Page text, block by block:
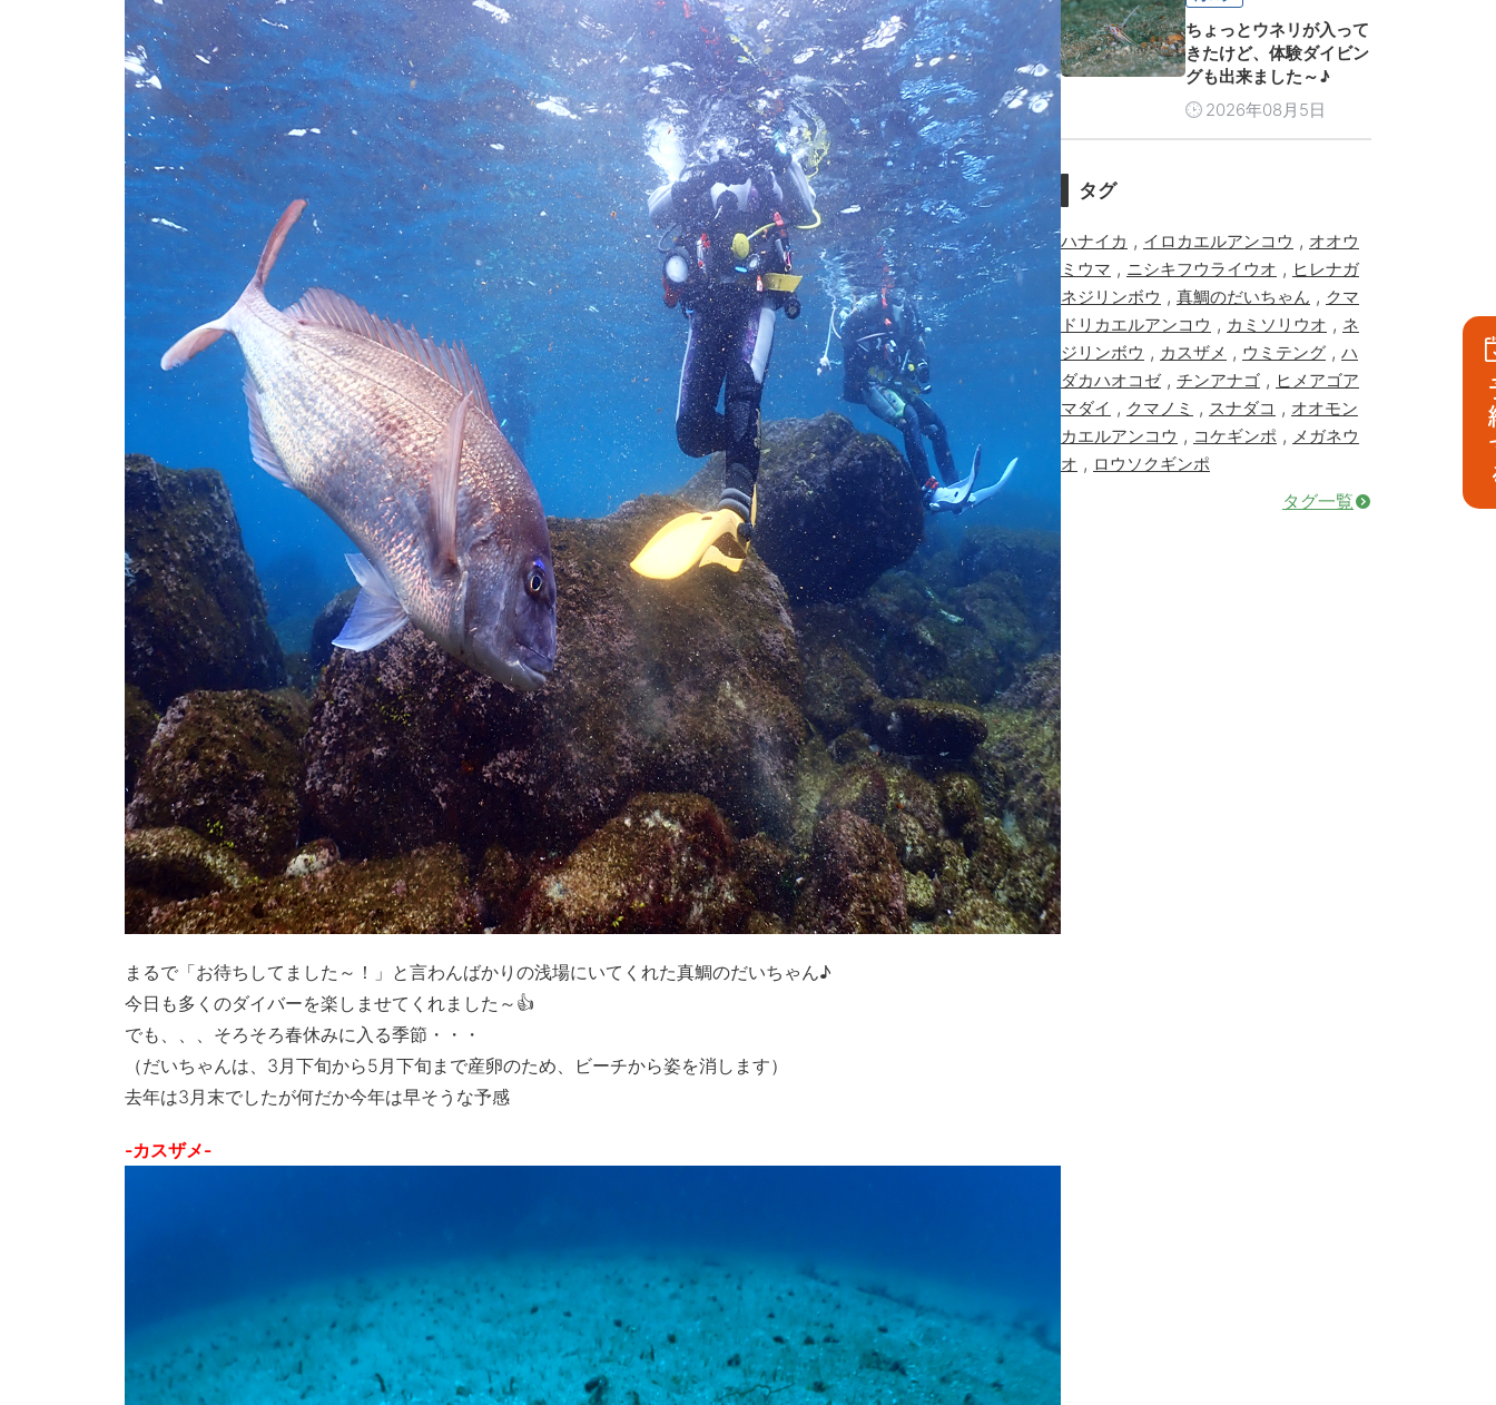
まるで「お待ちしてました～！」と言わんばかりの浅場にいてくれた真鯛のだいちゃん♪
今日も多くのダイバーを楽しませてくれました～👍
でも、、、そろそろ春休みに入る季節・・・
（だいちゃんは、3月下旬から5月下旬まで産卵のため、ビーチから姿を消します）
去年は3月末でしたが何だか今年は早そうな予感
-カスザメ-
ちょっとウネリが入って
きたけど、体験ダイビン
グも出来ました～♪
2026年08月5日
タグ
ハナイカ , イロカエルアンコウ , オオウ
ミウマ , ニシキフウライウオ , ヒレナガ
ネジリンボウ , 真鯛のだいちゃん , クマ
ドリカエルアンコウ , カミソリウオ , ネ
ジリンボウ , カスザメ , ウミテング , ハ
ダカハオコゼ, チンアナゴ , ヒメアゴア
マダイ , クマノミ , スナダコ , オオモン
カエルアンコウ , コケギンポ , メガネウ
オ , ロウソクギンポ
タグ一覧